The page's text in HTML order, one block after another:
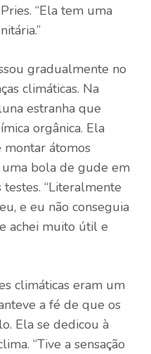
“Ela tem uma
gradualmente no
climáticas. Na
estranha que
orgânica. Ela
átomos
bola de gude em
“Literalmente
e eu não conseguia
achei muito útil e
climáticas eram um
a fé de que os
Ela se dedicou à
“Tive a sensação